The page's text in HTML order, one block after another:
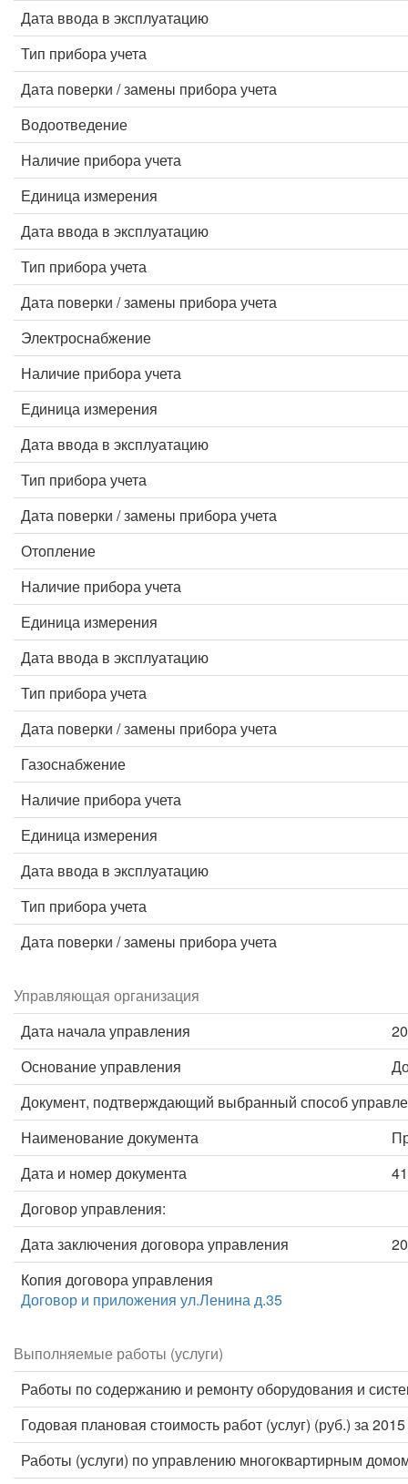
Дата ввода в эксплуатацию
Тип прибора учета
Дата поверки / замены прибора учета
Водоотведение
Наличие прибора учета
Единица измерения
Дата ввода в эксплуатацию
Тип прибора учета
Дата поверки / замены прибора учета
Электроснабжение
Наличие прибора учета
Единица измерения
Дата ввода в эксплуатацию
Тип прибора учета
Дата поверки / замены прибора учета
Отопление
Наличие прибора учета
Единица измерения
Дата ввода в эксплуатацию
Тип прибора учета
Дата поверки / замены прибора учета
Газоснабжение
Наличие прибора учета
Единица измерения
Дата ввода в эксплуатацию
Тип прибора учета
Дата поверки / замены прибора учета
Управляющая организация
Дата начала управления
Основание управления
Документ, подтверждающий выбранный способ
Наименование документа
Дата и номер документа
Договор управления:
Дата заключения договора управления
Копия договора управления
Договор и приложения ул.Ленина д.35
Выполняемые работы (услуги)
Работы по содержанию и ремонту оборудования и
Годовая плановая стоимость работ (услуг) (руб.) за 2015
Работы (услуги) по управлению многоквартирным